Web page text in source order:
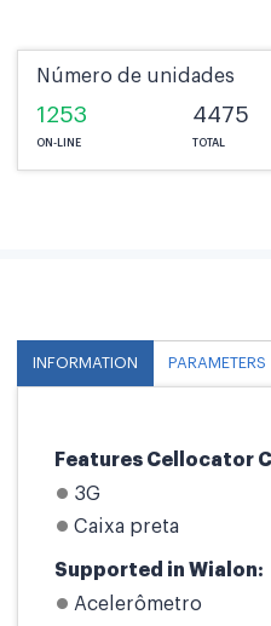
Número de unidades
1253
ON-LINE
4475
TOTAL
INFORMATION PARAMETERS
Features Cellocator
3G
Caixa preta
Supported in Wialon:
Acelerômetro